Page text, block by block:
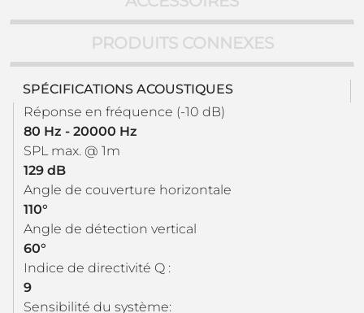
PRODUITS CONNEXES
SPÉCIFICATIONS ACOUSTIQUES
Réponse en fréquence (-10 dB)
80 Hz - 20000 Hz
SPL max. @ 1m
129 dB
Angle de couverture horizontale
110°
Angle de détection vertical
60°
Indice de directivité Q :
9
Sensibilité du système: